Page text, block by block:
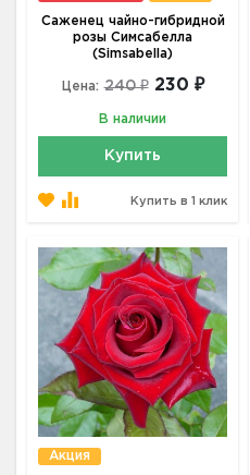
Саженец чайно-гибридной
розы Симсабелла
(Simsabella)
Цена: 240 ₽ 230 ₽
В наличии
Купить
Купить в 1 клик
Акция